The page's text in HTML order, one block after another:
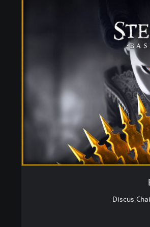
Discus